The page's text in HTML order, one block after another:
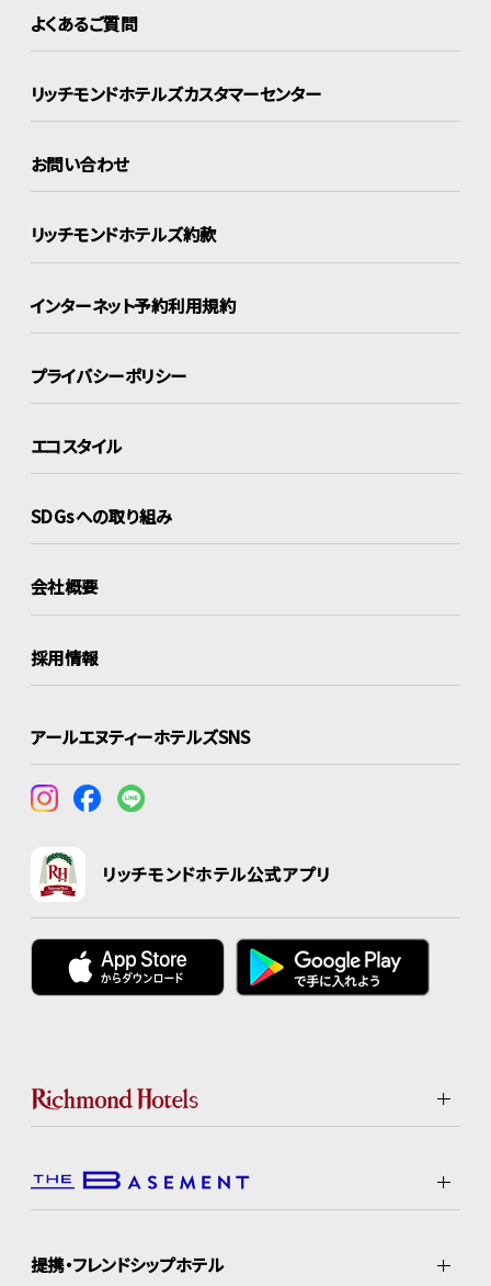
よくあるご質問
リッチモンドホテルズカスタマーセンター
お問い合わせ
リッチモンドホテルズ約款
インターネット予約利用規約
プライバシーポリシー
エコスタイル
SDGsへの取り組み
会社概要
採用情報
アールエヌティーホテルズSNS
リッチモンドホテル公式アプリ
提携・フレンドシップホテル